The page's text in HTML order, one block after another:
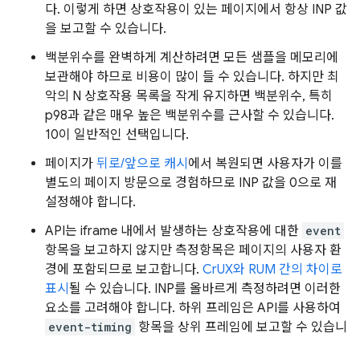
다. 이렇게 하면 상호작용이 있는 페이지에서 항상 INP 값
을 보고할 수 있습니다.
백분위수를 완벽하게 계산하려면 모든 샘플을 메모리에
보관해야 하므로 비용이 많이 들 수 있습니다. 하지만 최
악의 N 상호작용 목록을 작게 유지하면 백분위수, 특히
p98과 같은 매우 높은 백분위수를 근사할 수 있습니다.
10이 일반적인 선택입니다.
페이지가 뒤로/앞으로 캐시 에서 복원되면 사용자가 이를
별도의 페이지 방문으로 경험하므로 INP 값을 0으로 재
설정해야 합니다.
API는 iframe 내에서 발생하는 상호작용에 대한 event
항목을 보고하지 않지만 측정항목은 페이지의 사용자 환
경에 포함되므로 보고합니다. CrUX와 RUM 간의 차이로
표시 될 수 있습니다. INP를 올바르게 측정하려면 이러한
요소를 고려해야 합니다. 하위 프레임은 API를 사용하여
event-timing 항목을 상위 프레임에 보고할 수 있습니